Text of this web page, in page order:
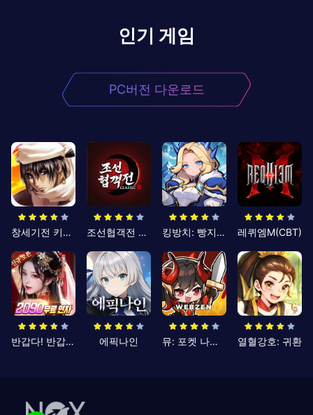
인기 게임
PC버전 다운로드
창세기전 키우기 조선협객전 클래식 킹방치: 빵지의 제왕 레퀴엠M(CBT)
반갑다! 반갑삼국지 에픽나인 뮤: 포켓 나이츠 열혈강호: 귀환